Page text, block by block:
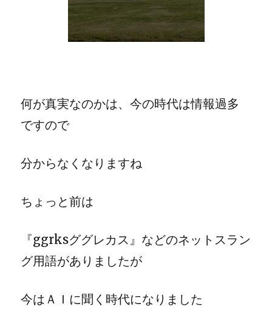
何が真実なのかは、今の時代は情報過多
ですので
分からなくなりますね
ちょっと前は
『ggrksググレカス』などのネットスラン
グ用語がありましたが
今はＡＩに聞く時代になりました